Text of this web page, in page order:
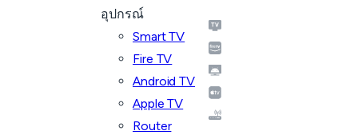
อุปกรณ์
Smart TV
Fire TV
Android TV
Apple TV
Router